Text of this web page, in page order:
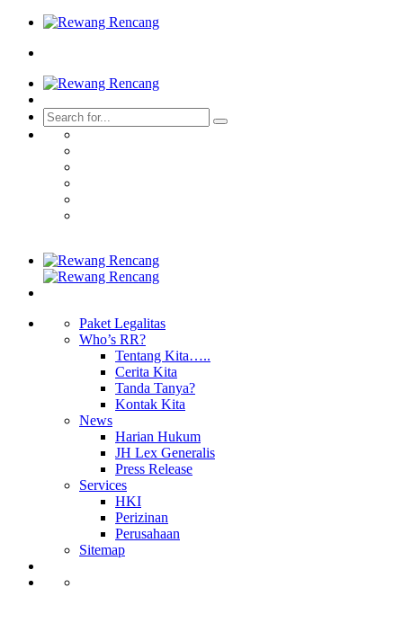
Paket Legalitas
Who’s RR?
Tentang Kita…..
Cerita Kita
Tanda Tanya?
Kontak Kita
News
Harian Hukum
JH Lex Generalis
Press Release
Services
HKI
Perizinan
Perusahaan
Sitemap